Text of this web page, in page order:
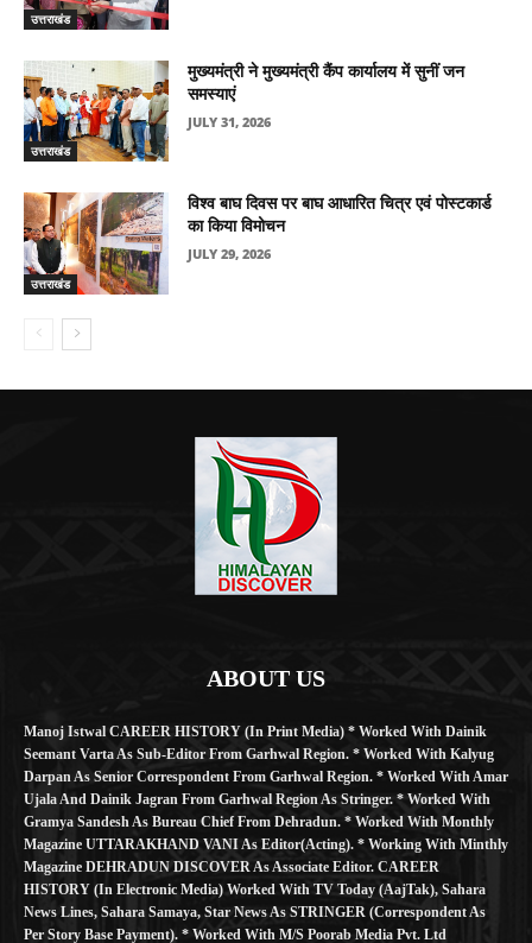
उत्तराखंड
उत्तराखंड
मुख्यमंत्री ने मुख्यमंत्री कैंप कार्यालय में सुनीं जन
समस्याएं
JULY 31, 2026
उत्तराखंड
विश्व बाघ दिवस पर बाघ आधारित चित्र एवं पोस्टकार्ड
का किया विमोचन
JULY 29, 2026
ABOUT US
Manoj Istwal CAREER HISTORY (in Print Media) * Worked With Dainik
Seemant Varta As Sub-Editor From Garhwal Region. * Worked With Kalyug
Darpan As Senior Correspondent From Garhwal Region. * Worked With Amar
Ujala And Dainik Jagran From Garhwal Region As Stringer. * Worked With
Gramya Sandesh As Bureau Chief From Dehradun. * Worked With Monthly
Magazine UTTARAKHAND VANI As Editor(Acting). * Working With Minthly
Magazine DEHRADUN DISCOVER As Associate Editor. CAREER
HISTORY (in Electronic Media) Worked With TV Today (AajTak), Sahara
News Lines, Sahara Samaya, Star News As STRINGER (Correspondent As
Per Story Base Payment). * Worked With M/S Poorab Media Pvt. Ltd